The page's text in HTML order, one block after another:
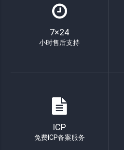
7×24
小时售后支持
ICP
免费ICP备案服务